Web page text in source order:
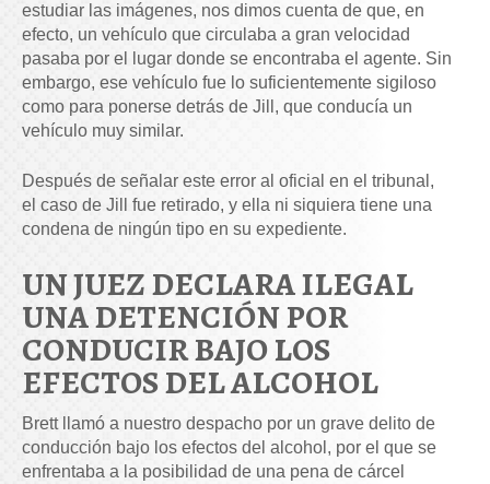
estudiar las imágenes, nos dimos cuenta de que, en
efecto, un vehículo que circulaba a gran velocidad
pasaba por el lugar donde se encontraba el agente. Sin
embargo, ese vehículo fue lo suficientemente sigiloso
como para ponerse detrás de Jill, que conducía un
vehículo muy similar.
Después de señalar este error al oficial en el tribunal,
el caso de Jill fue retirado, y ella ni siquiera tiene una
condena de ningún tipo en su expediente.
UN JUEZ DECLARA ILEGAL
UNA DETENCIÓN POR
CONDUCIR BAJO LOS
EFECTOS DEL ALCOHOL
Brett llamó a nuestro despacho por un grave delito de
conducción bajo los efectos del alcohol, por el que se
enfrentaba a la posibilidad de una pena de cárcel